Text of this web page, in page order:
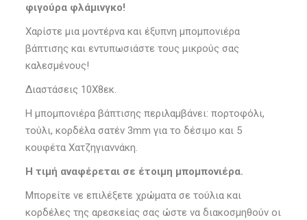
φιγούρα φλάμινγκο!
Χαρίστε μια μοντέρνα και έξυπνη μπομπονιέρα
βάπτισης και εντυπωσιάστε τους μικρούς σας
καλεσμένους!
Διαστάσεις 10Χ8εκ.
Η μπομπονιέρα βάπτισης περιλαμβάνει: πορτοφόλι,
τούλι, κορδέλα σατέν 3mm για το δέσιμο και 5
κουφέτα Χατζηγιαννάκη.
Η τιμή αναφέρεται σε έτοιμη μπομπονιέρα.
Μπορείτε νε επιλέξετε χρώματα σε τούλια και
κορδέλες της αρεσκείας σας ώστε να διακοσμηθούν οι